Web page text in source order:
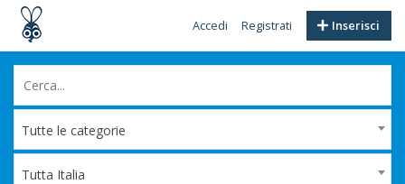
Inserisci
Accedi Registrati
Tutte le categorie
Tutta Italia